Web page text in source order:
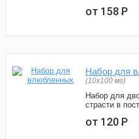
от 158Р
Набор для
(10х100 мг)
Набор для
страсти в
от 120Р